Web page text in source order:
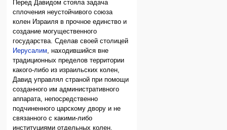
Перед Давидом стояла задача
сплочения неустойчивого союза
колен Израиля в прочное единство и
создание могущественного
государства. Сделав своей столицей
Иерусалим, находившийся вне
традиционных пределов территории
какого-либо из израильских колен,
Давид управлял страной при помощи
созданного им административного
аппарата, непосредственно
подчиненного царскому двору и не
связанного с какими-либо
институциями отдельных колен.